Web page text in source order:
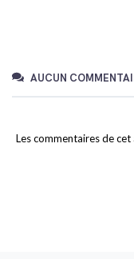
AUCUN
Les commentaires de